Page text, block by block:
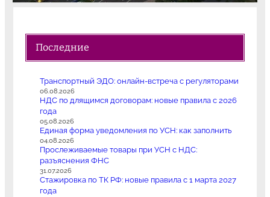
Последние
Транспортный ЭДО: онлайн-встреча с регуляторами
06.08.2026
НДС по длящимся договорам: новые правила с 2026
года
05.08.2026
Единая форма уведомления по УСН: как заполнить
04.08.2026
Прослеживаемые товары при УСН с НДС:
разъяснения ФНС
31.07.2026
Стажировка по ТК РФ: новые правила с 1 марта 2027
года